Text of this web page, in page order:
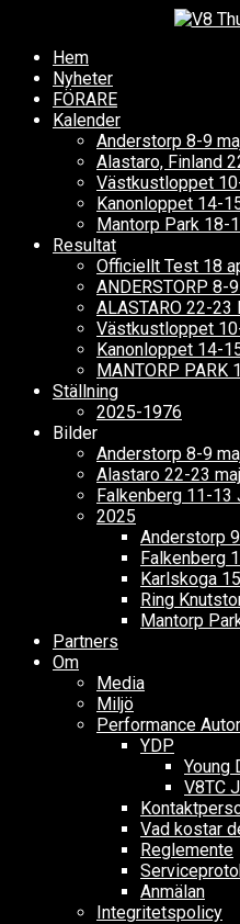
Hem
Nyheter
FÖRARE
Kalender
Anderstorp 8-9
Alastaro, Finland
Västkustloppet
Kanonloppet 14-
Mantorp Park 18-
Resultat
Officiellt Test 18
ANDERSTORP 8-
ALASTARO 22-23
Västkustloppet
Kanonloppet 14-
MANTORP PARK
Ställning
2025-1976
Bilder
Anderstorp 8-9
Alastaro 22-23 maj
Falkenberg 11-13
2025
Anderstorp
Falkenberg
Karlskoga
Ring
Mantorp
Partners
Om
Media
Miljö
Performance
YDP
Young
V8TC
Vad kostar
Reglemente
Anmälan
Integritetspolicy